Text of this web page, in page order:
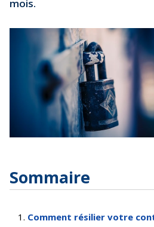
mois.
Sommaire
Comment résilier votre